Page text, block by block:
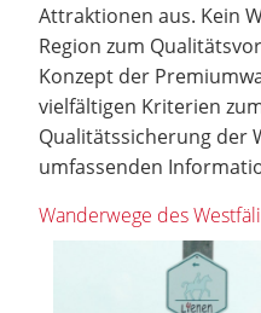
Attraktionen aus. Kein
Region zum
Konzept der
vielfältigen Kriterien
Qualitätssicherung der
umfassenden
Wanderwege des